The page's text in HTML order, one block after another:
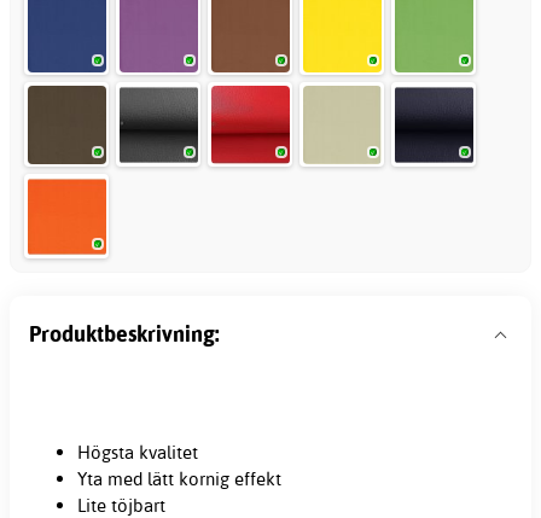
Produktbeskrivning:
Högsta kvalitet
Yta med lätt kornig effekt
Lite töjbart